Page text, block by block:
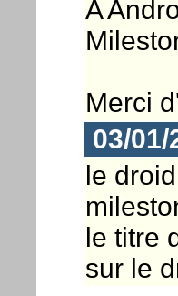
A
Merci
03/
le
le titre
sur le